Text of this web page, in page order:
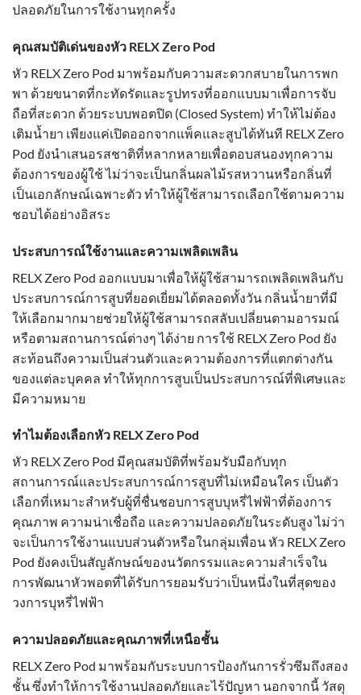
ปลอดภัยในการใช้งานทุกครั้ง
คุณสมบัติเด่นของหัว RELX Zero Pod
หัว RELX Zero Pod มาพร้อมกับความสะดวกสบายในการพก
พา ด้วยขนาดที่กะทัดรัดและรูปทรงที่ออกแบบมาเพื่อการจับ
ถือที่สะดวก ด้วยระบบพอตปิด (Closed System) ทำให้ไม่ต้อง
เติมน้ำยา เพียงแค่เปิดออกจากแพ็คและสูบได้ทันที RELX Zero
Pod ยังนำเสนอรสชาติที่หลากหลายเพื่อตอบสนองทุกความ
ต้องการของผู้ใช้ ไม่ว่าจะเป็นกลิ่นผลไม้รสหวานหรือกลิ่นที่
เป็นเอกลักษณ์เฉพาะตัว ทำให้ผู้ใช้สามารถเลือกใช้ตามความ
ชอบได้อย่างอิสระ
ประสบการณ์ใช้งานและความเพลิดเพลิน
RELX Zero Pod ออกแบบมาเพื่อให้ผู้ใช้สามารถเพลิดเพลินกับ
ประสบการณ์การสูบที่ยอดเยี่ยมได้ตลอดทั้งวัน กลิ่นน้ำยาที่มี
ให้เลือกมากมายช่วยให้ผู้ใช้สามารถสลับเปลี่ยนตามอารมณ์
หรือตามสถานการณ์ต่างๆ ได้ง่าย การใช้ RELX Zero Pod ยัง
สะท้อนถึงความเป็นส่วนตัวและความต้องการที่แตกต่างกัน
ของแต่ละบุคคล ทำให้ทุกการสูบเป็นประสบการณ์ที่พิเศษและ
มีความหมาย
ทำไมต้องเลือกหัว RELX Zero Pod
หัว RELX Zero Pod มีคุณสมบัติที่พร้อมรับมือกับทุก
สถานการณ์และประสบการณ์การสูบที่ไม่เหมือนใคร เป็นตัว
เลือกที่เหมาะสำหรับผู้ที่ชื่นชอบการสูบบุหรี่ไฟฟ้าที่ต้องการ
คุณภาพ ความน่าเชื่อถือ และความปลอดภัยในระดับสูง ไม่ว่า
จะเป็นการใช้งานแบบส่วนตัวหรือในกลุ่มเพื่อน หัว RELX Zero
Pod ยังคงเป็นสัญลักษณ์ของนวัตกรรมและความสำเร็จใน
การพัฒนาหัวพอตที่ได้รับการยอมรับว่าเป็นหนึ่งในที่สุดของ
วงการบุหรี่ไฟฟ้า
ความปลอดภัยและคุณภาพที่เหนือชั้น
RELX Zero Pod มาพร้อมกับระบบการป้องกันการรั่วซึมถึงสอง
ชั้น ซึ่งทำให้การใช้งานปลอดภัยและไร้ปัญหา นอกจากนี้ วัสดุ